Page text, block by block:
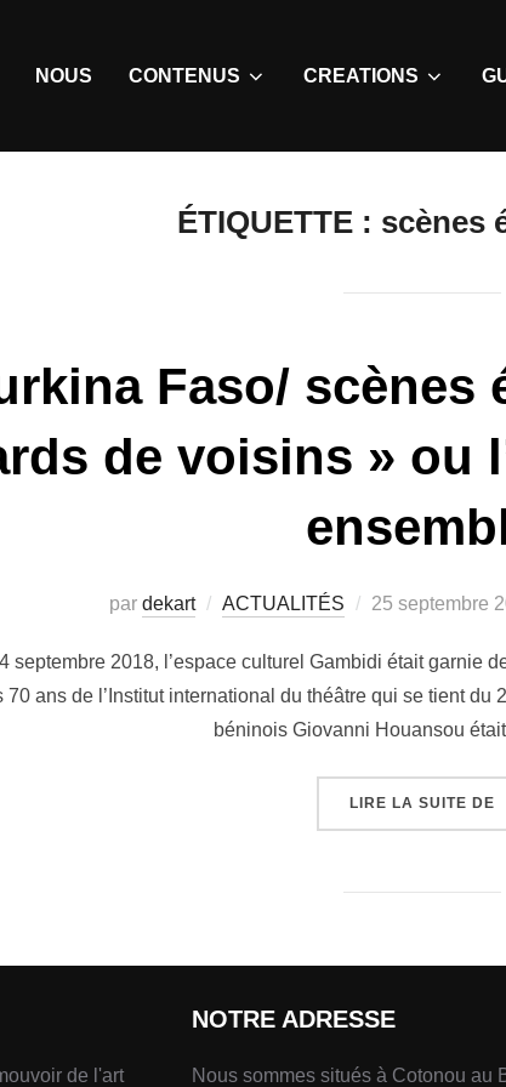
NOUS CONTENUS CREATIONS
ÉTIQUETTE : scènes
Faso/ scènes
de voisins » ou
par dekart ACTUALITÉS 25 septembre
septembre 2018, l’espace culturel Gambidi était garnie
70 ans de l’Institut international du théâtre qui se tient
béninois Giovanni Houansou
LIRE LA SUITE DE
de l'art
NOTRE ADRESSE
Nous sommes situés à Cotonou au